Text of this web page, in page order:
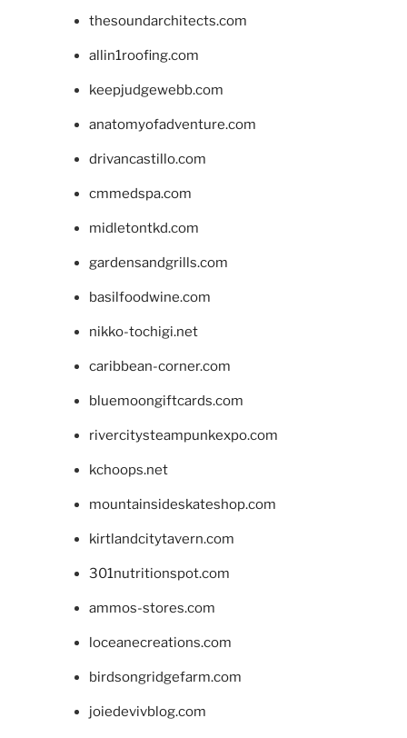
thesoundarchitects.com
allin1roofing.com
keepjudgewebb.com
anatomyofadventure.com
drivancastillo.com
cmmedspa.com
midletontkd.com
gardensandgrills.com
basilfoodwine.com
nikko-tochigi.net
caribbean-corner.com
bluemoongiftcards.com
rivercitysteampunkexpo.com
kchoops.net
mountainsideskateshop.com
kirtlandcitytavern.com
301nutritionspot.com
ammos-stores.com
loceanecreations.com
birdsongridgefarm.com
joiedevivblog.com